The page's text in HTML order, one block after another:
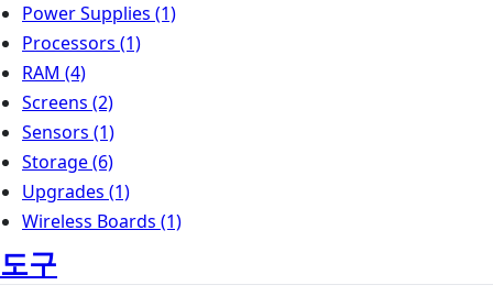
Power Supplies (1)
Processors (1)
RAM (4)
Screens (2)
Sensors (1)
Storage(6)
Upgrades (1)
Wireless Boards (1)
도구